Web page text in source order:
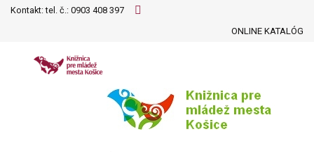
Kontakt: tel. č.: 0903 408 397
ONLINE KATALÓG